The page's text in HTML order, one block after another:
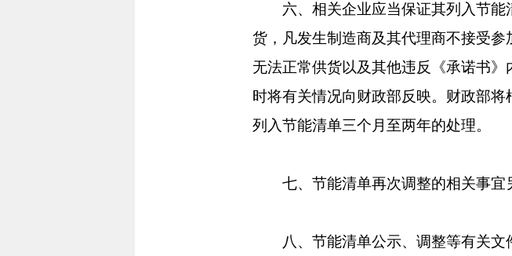
六、相关企业应当保证其列入节能
货，凡发生制造商及其代理商不接受
无法正常供货以及其他违反《承诺书
时将有关情况向财政部反映。财政部
列入节能清单三个月至两年的处理。
七、节能清单再次调整的相关事宜
八、节能清单公示、调整等有关文